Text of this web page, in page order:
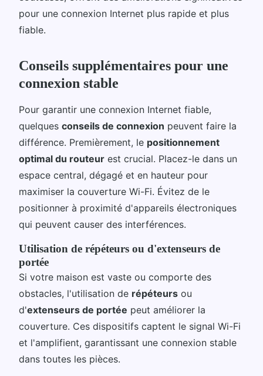
pour une connexion Internet plus rapide et plus
fiable.
Conseils supplémentaires pour une
connexion stable
Pour garantir une connexion Internet fiable,
quelques conseils de connexion peuvent faire la
différence. Premièrement, le positionnement
optimal du routeur est crucial. Placez-le dans un
espace central, dégagé et en hauteur pour
maximiser la couverture Wi-Fi. Évitez de le
positionner à proximité d'appareils électroniques
qui peuvent causer des interférences.
Utilisation de répéteurs ou d'extenseurs de
portée
Si votre maison est vaste ou comporte des
obstacles, l'utilisation de répéteurs ou
d'extenseurs de portée peut améliorer la
couverture. Ces dispositifs captent le signal Wi-Fi
et l'amplifient, garantissant une connexion stable
dans toutes les pièces.